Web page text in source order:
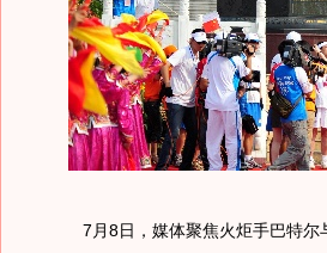
7月8日，媒体聚焦火炬手巴特尔